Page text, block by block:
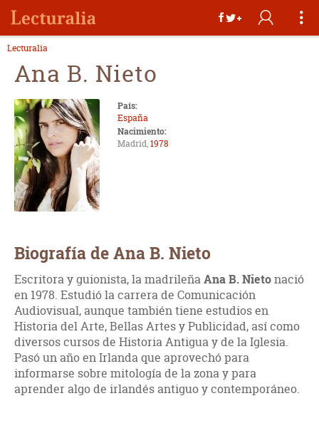
Lecturalia
Ana B. Nieto
País:
España
Nacimiento:
Madrid,1978
Biografía de Ana B. Nieto
Escritora y guionista, la madrileñaAna B. Nietonació
en 1978. Estudió la carrera de Comunicación
Audiovisual, aunque también tiene estudios en
Historia del Arte, Bellas Artes y Publicidad, así como
diversos cursos de Historia Antigua y de la Iglesia.
Pasó un año en Irlanda que aprovechó para
informarse sobre mitología de la zona y para
aprender algo de irlandés antiguo y contemporáneo.